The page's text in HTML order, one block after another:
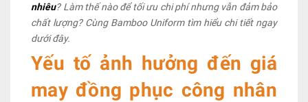
nhiêu? Làm thế nào để tối ưu chi phí nhưng vẫn đảm bảo
chất lượng? Cùng Bamboo Uniform tìm hiểu chi tiết ngay
dưới đây.
Yếu tố ảnh hưởng đến giá
may đồng phục công nhân